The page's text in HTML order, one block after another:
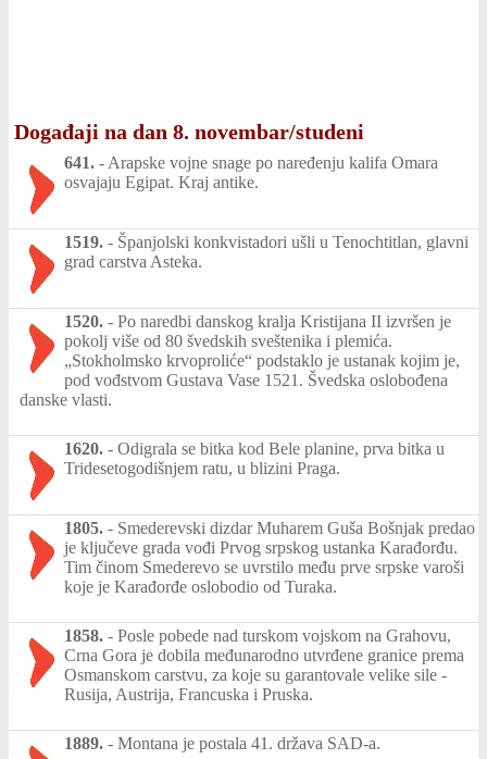
Događaji na dan 8. novembar/studeni
641. - Arapske vojne snage po naređenju kalifa Omara
osvajaju Egipat. Kraj antike.
1519. - Španjolski konkvistadori ušli u Tenochtitlan, glavni
grad carstva Asteka.
1520. - Po naredbi danskog kralja Kristijana II izvršen je
pokolj više od 80 švedskih sveštenika i plemića.
„Stokholmsko krvoproliće“ podstaklo je ustanak kojim je,
pod vođstvom Gustava Vase 1521. Švedska oslobođena
danske vlasti.
1620. - Odigrala se bitka kod Bele planine, prva bitka u
Tridesetogodišnjem ratu, u blizini Praga.
1805. - Smederevski dizdar Muharem Guša Bošnjak predao
je ključeve grada vođi Prvog srpskog ustanka Karađorđu.
Tim činom Smederevo se uvrstilo među prve srpske varoši
koje je Karađorđe oslobodio od Turaka.
1858. - Posle pobede nad turskom vojskom na Grahovu,
Crna Gora je dobila međunarodno utvrđene granice prema
Osmanskom carstvu, za koje su garantovale velike sile -
Rusija, Austrija, Francuska i Pruska.
1889. - Montana je postala 41. država SAD-a.